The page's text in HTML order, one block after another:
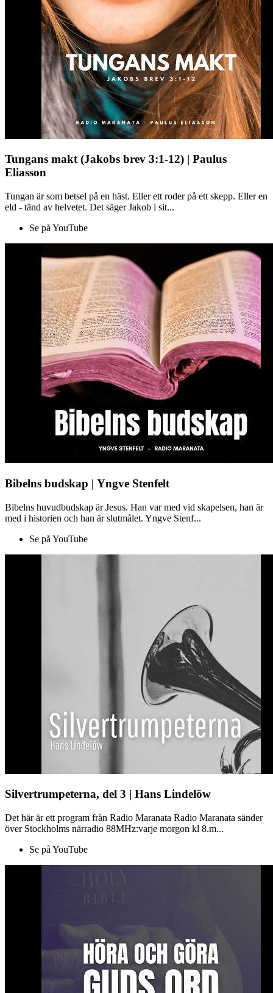
Tungans makt (Jakobs brev 3:1-12) | Paulus
Eliasson
Tungan är som betsel på en häst. Eller ett roder på ett skepp. Eller en
eld - tänd av helvetet. Det säger Jakob i sit...
Se på YouTube
Bibelns budskap | Yngve Stenfelt
Bibelns huvudbudskap är Jesus. Han var med vid skapelsen, han är
med i historien och han är slutmålet. Yngve Stenf...
Se på YouTube
Silvertrumpeterna, del 3 | Hans Lindelöw
Det här är ett program från Radio Maranata Radio Maranata sänder
över Stockholms närradio 88MHz:varje morgon kl 8.m...
Se på YouTube